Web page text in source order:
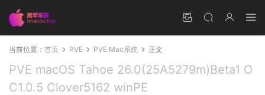
当前位置： 首页 PVE PVE Mac系统 正文
PVE macOS Tahoe 26.0(25A5279m)Beta1 O
C1.0.5 Clover5162 winPE